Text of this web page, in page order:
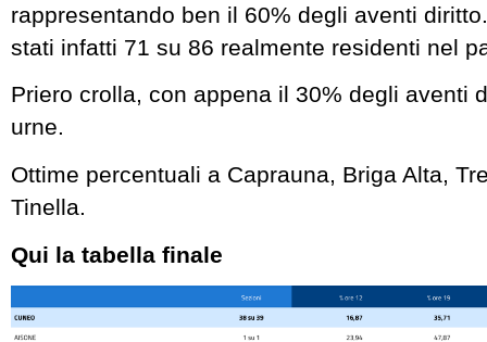
rappresentando ben il 60% degli aventi
stati infatti 71 su 86 realmente residenti nel
Priero crolla, con appena il 30% degli aventi
urne.
Ottime percentuali a Caprauna, Briga Alta,
Tinella.
Qui la tabella finale